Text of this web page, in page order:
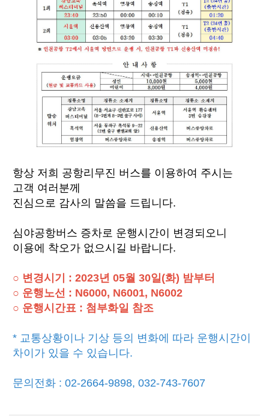
항상 저희 공항리무진 버스를 이용하여 주시는
고객 여러분께
진심으로 감사의 말씀을 드립니다.
심야공항버스 증차로 운행시간이 변경되오니
이용에 착오가 없으시길 바랍니다.
○ 변경시기 : 2023년 05월 30일(화) 밤부터
○ 운행노선 : N6000, N6001, N6002
○ 운행시간표 : 첨부화일 참조
* 교통상황이나 기상 등의 변화에 따라 운행시간이
차이가 있을 수 있습니다.
문의전화 : 02-2664-9898, 032-743-7607